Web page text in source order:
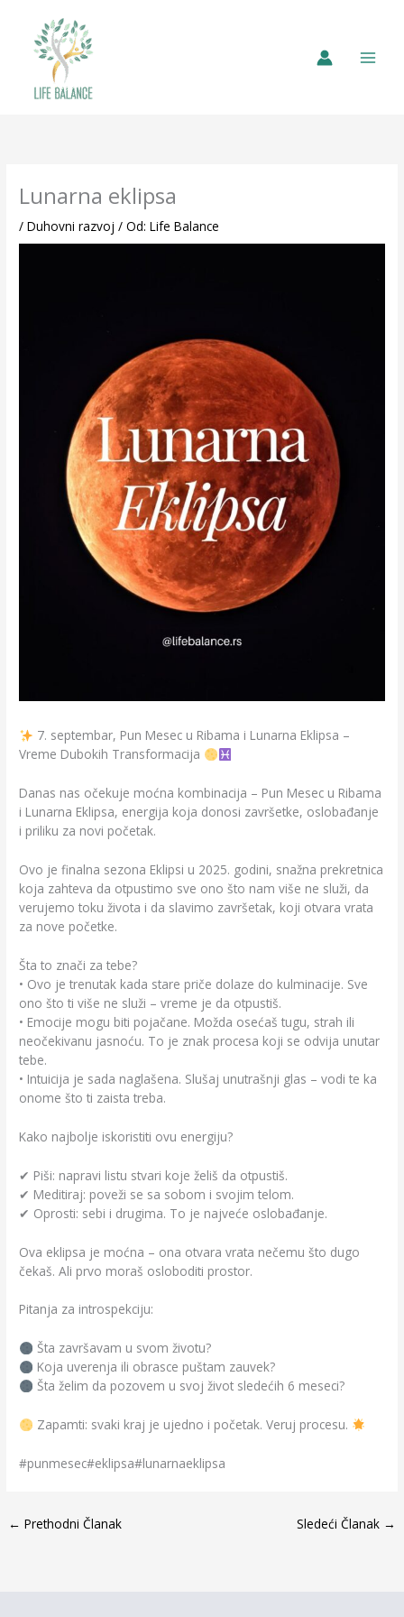
Lunarna eklipsa
/Duhovni razvoj / Od: Life Balance
7. septembar, Pun Mesec u Ribama i Lunarna Eklipsa –
Vreme Dubokih Transformacija
Danas nas očekuje moćna kombinacija – Pun Mesec u Ribama
i Lunarna Eklipsa, energija koja donosi završetke, oslobađanje
i priliku za novi početak.
Ovo je finalna sezona Eklipsi u 2025. godini, snažna prekretnica
koja zahteva da otpustimo sve ono što nam više ne služi, da
verujemo toku života i da slavimo završetak, koji otvara vrata
za nove početke.
Šta to znači za tebe?
• Ovo je trenutak kada stare priče dolaze do kulminacije. Sve
ono što ti više ne služi – vreme je da otpustiš.
• Emocije mogu biti pojačane. Možda osećaš tugu, strah ili
neočekivanu jasnoću. To je znak procesa koji se odvija unutar
tebe.
• Intuicija je sada naglašena. Slušaj unutrašnji glas – vodi te ka
onome što ti zaista treba.
Kako najbolje iskoristiti ovu energiju?
✔ Piši: napravi listu stvari koje želiš da otpustiš.
✔ Meditiraj: poveži se sa sobom i svojim telom.
✔ Oprosti: sebi i drugima. To je najveće oslobađanje.
Ova eklipsa je moćna – ona otvara vrata nečemu što dugo
čekaš. Ali prvo moraš osloboditi prostor.
Pitanja za introspekciju:
Šta završavam u svom životu?
Koja uverenja ili obrasce puštam zauvek?
Šta želim da pozovem u svoj život sledećih 6 meseci?
Zapamti: svaki kraj je ujedno i početak. Veruj procesu.
#punmesec#eklipsa#lunarnaeklipsa
← Prethodni Članak Sledeći Članak →